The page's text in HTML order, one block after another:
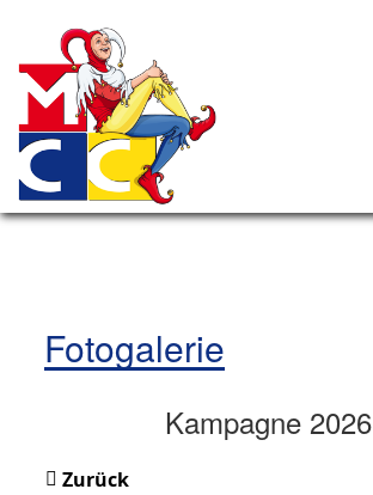
Fotogalerie
Kampagne 2026
Zurück